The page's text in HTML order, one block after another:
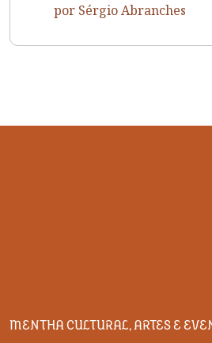
por Sérgio Abranches
MENTHA CULTURAL, ARTES E